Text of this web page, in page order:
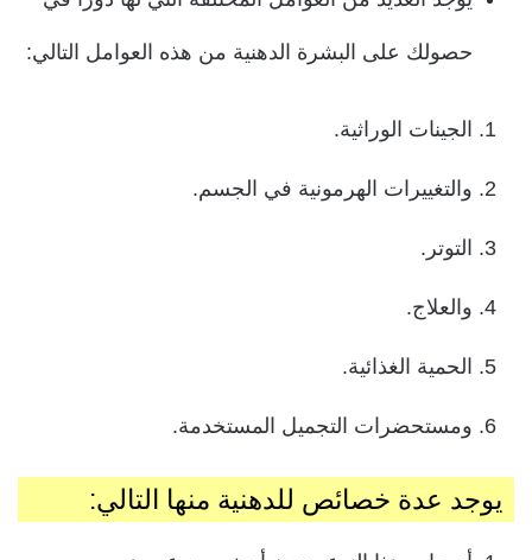
حصولك على البشرة الدهنية من هذه العوامل التالي:
الجينات الوراثية.
والتغييرات الهرمونية في الجسم.
التوتر.
والعلاج.
الحمية الغذائية.
ومستحضرات التجميل المستخدمة.
يوجد عدة خصائص للدهنية منها التالي: